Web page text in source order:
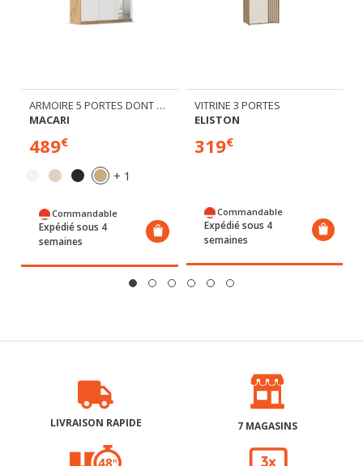
489€
Commandable
Expédié sous 4
319€
LIVRAISON RAPIDE 7 MAGASINS
RETRAIT GRATUIT 48H 3X SANS FRAIS